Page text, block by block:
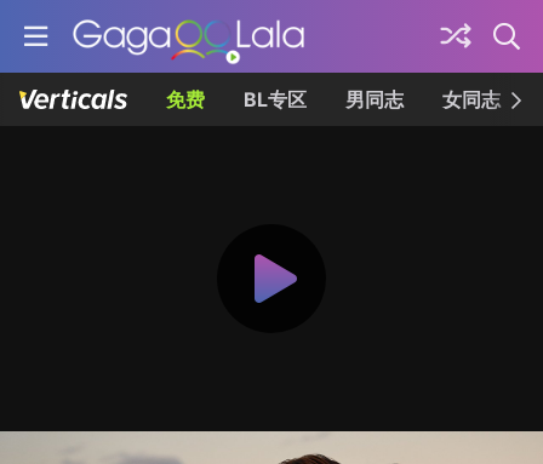
免费 BL专区 男同志 女同志